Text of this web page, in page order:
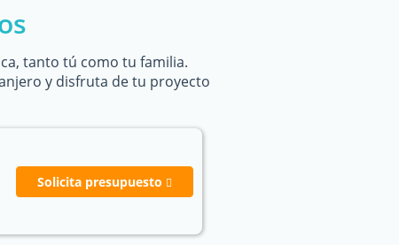
tanto tú como tu familia.
y disfruta de tu proyecto
Solicita presupuesto